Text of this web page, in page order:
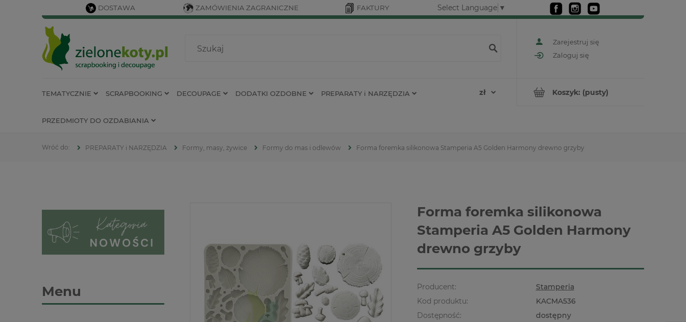
DOSTAWA ZAMÓWIENIA ZAGRANICZNE FAKTURY Select Language ▼
Zarejestruj się
Zaloguj się
Koszyk: (pusty)
TEMATYCZNIE SCRAPBOOKING DECOUPAGE DODATKI OZDOBNE PREPARATY i NARZĘDZIA
PRZEDMIOTY DO OZDABIANIA
PREPARATY i NARZĘDZIA Formy, masy, żywice Formy do mas i odlewów Forma foremka silikonowa Stamperia A5 Golden Harmony drewno grzyby
Menu
Forma foremka silikonowa
Stamperia A5 Golden Harmony
drewno grzyby
Producent:
Stamperia
Kod produktu:
KACMA536
Dostępność:
dostępny